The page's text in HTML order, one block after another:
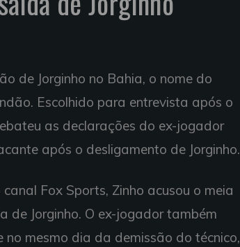
de Jorginho no Bahia, o nome do
Escolhido para entrevista após o
as declarações do ex-jogador
após o desligamento de Jorginho.
Fox Sports, Zinho acusou o meia
de Jorginho. O ex-jogador também
mesmo dia da demissão do técnico,